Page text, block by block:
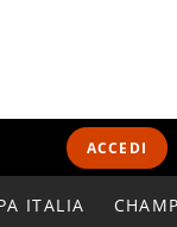
ACCEDI
ITALIA